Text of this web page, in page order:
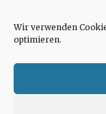
Wir verwenden
optimieren.
„schwachen
Cookie-